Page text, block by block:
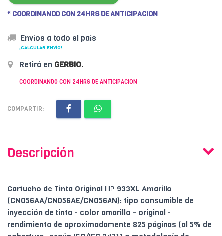
* COORDINANDO CON 24HRS DE ANTICIPACION
Envíos a todo el país
¡CALCULAR ENVÍO!
Retirá en GERBIO.
COORDINANDO CON 24HRS DE ANTICIPACION
COMPARTIR:
Descripción
Cartucho de Tinta Original HP 933XL Amarillo
(CN056AA/CN056AE/CN056AN): tipo consumible de
inyección de tinta - color amarillo - original -
rendimiento de aproximadamente 825 páginas (al 5% de